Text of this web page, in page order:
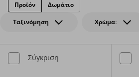
Ταξινόμηση Χρώμα:
Προϊόν Δωμάτιο
Σύγκριση